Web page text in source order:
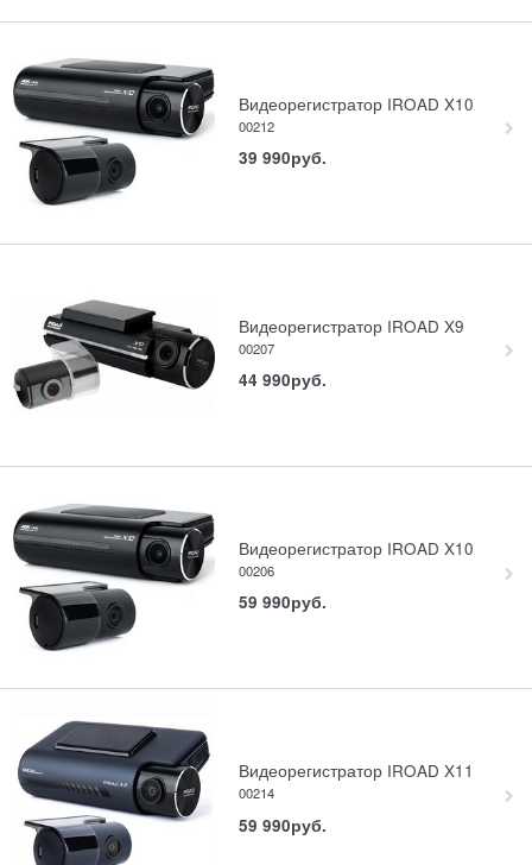
Видеорегистратор IROAD X10
00212
39 990руб.
Видеорегистратор IROAD X9
00207
44 990руб.
Видеорегистратор IROAD X10
00206
59 990руб.
Видеорегистратор IROAD X11
00214
59 990руб.